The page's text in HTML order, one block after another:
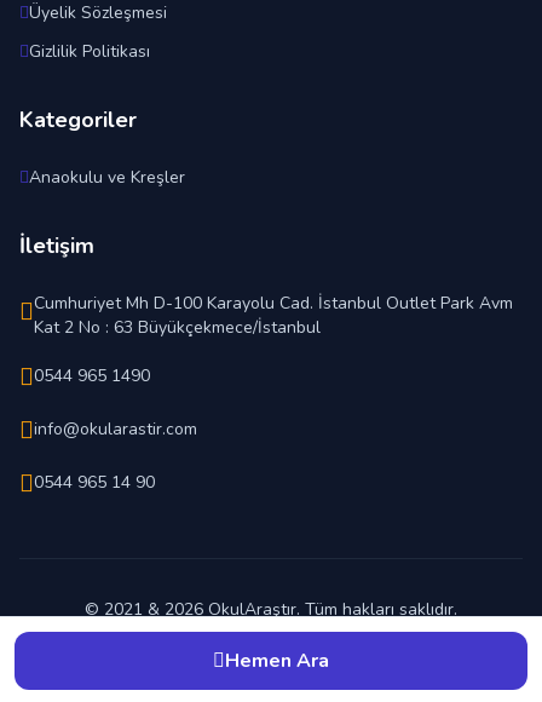
Hemen Ara
Üyelik Sözleşmesi
Gizlilik Politikası
Kategoriler
Anaokulu ve Kreşler
İletişim
Cumhuriyet Mh D-100 Karayolu Cad. İstanbul Outlet Park Avm
Kat 2 No : 63 Büyükçekmece/İstanbul
0544 965 1490
info@okularastir.com
0544 965 14 90
© 2021 & 2026 OkulAraştır. Tüm hakları saklıdır.
En İyi Okul Hangisi ?